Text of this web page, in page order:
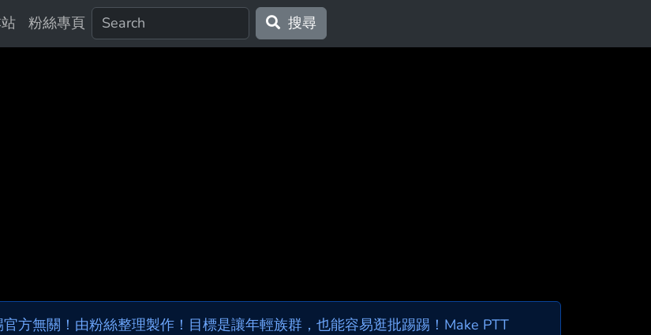
粉絲專頁 搜尋
方無關！由粉絲整理製作！目標是讓年輕族群，也能容易逛批踢踢！Make PTT